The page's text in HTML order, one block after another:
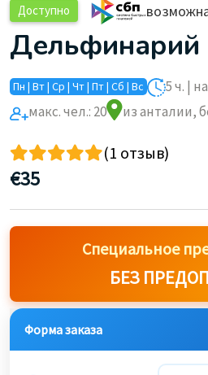
Доступно
Дельфинарий
Пн | Вт | Ср | Чт | Пт | Сб | Вс
5 ч. |
макс. чел.: 20
из анталии,
(1 отзыв)
€35
Специальное
БЕЗ
Форма заказа